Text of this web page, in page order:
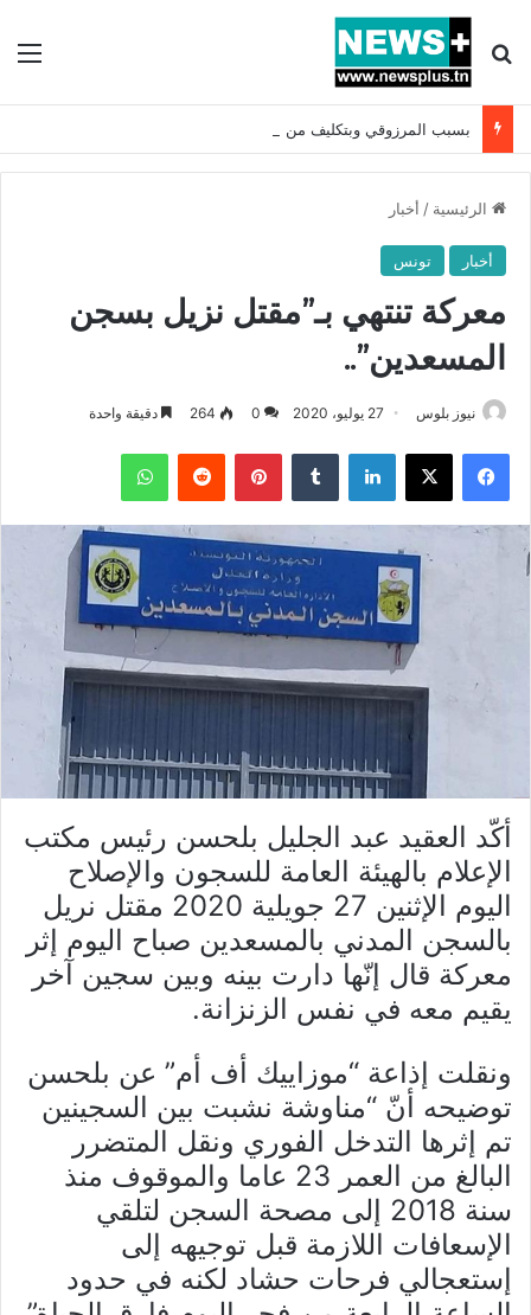
بحث عن
الرئيسية / أخبار
أخبار تونس
معركة تنتهي بـ”مقتل نزيل بسجن
المسعدين”..
نيوز بلوس 27 يوليو، 2020 0
264 دقيقة واحدة
فيسبوك X لينكدإن بينتيريست واتساب
أكّد العقيد عبد الجليل بلحسن رئيس مكتب
الإعلام بالهيئة العامة للسجون والإصلاح
اليوم الإثنين 27 جويلية 2020 مقتل نريل
بالسجن المدني بالمسعدين صباح اليوم إثر
معركة قال إنّها دارت بينه وبين سجين آخر
يقيم معه في نفس الزنزانة.
ونقلت إذاعة “موزاييك أف أم” عن بلحسن
توضيحه أنّ “مناوشة نشبت بين السجينين
تم إثرها التدخل الفوري ونقل المتضرر
البالغ من العمر 23 عاما والموقوف منذ
سنة 2018 إلى مصحة السجن لتلقي
الإسعافات اللازمة قبل توجيهه إلى
إستعجالي فرحات حشاد لكنه في حدود